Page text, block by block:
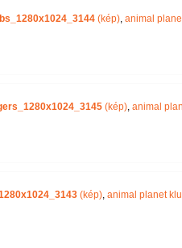
(kép), animal
(kép), animal
(kép), animal planet